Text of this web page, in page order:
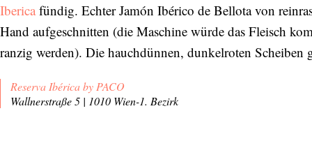
Iberica fündig. Echter Jamón Ibérico de Bellota von
Hand aufgeschnitten (die Maschine würde das Fleisch
ranzig werden). Die hauchdünnen, dunkelroten
Reserva Ibérica by PACO
Wallnerstraße 5 | 1010 Wien-1. Bezirk